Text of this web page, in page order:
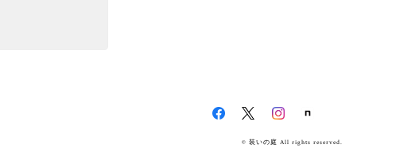
© 装いの庭 All rights reserved.